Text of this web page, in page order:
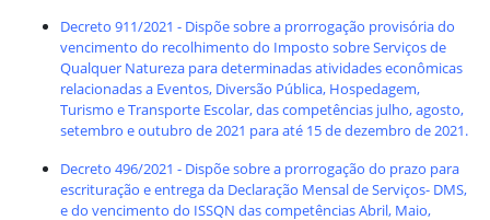
Decreto 911/2021 - Dispõe sobre a prorrogação provisória do
vencimento do recolhimento do Imposto sobre Serviços de
Qualquer Natureza para determinadas atividades econômicas
relacionadas a Eventos, Diversão Pública, Hospedagem,
Turismo e Transporte Escolar, das competências julho, agosto,
setembro e outubro de 2021 para até 15 de dezembro de 2021.
Decreto 496/2021 - Dispõe sobre a prorrogação do prazo para
escrituração e entrega da Declaração Mensal de Serviços- DMS,
e do vencimento do ISSQN das competências Abril, Maio,